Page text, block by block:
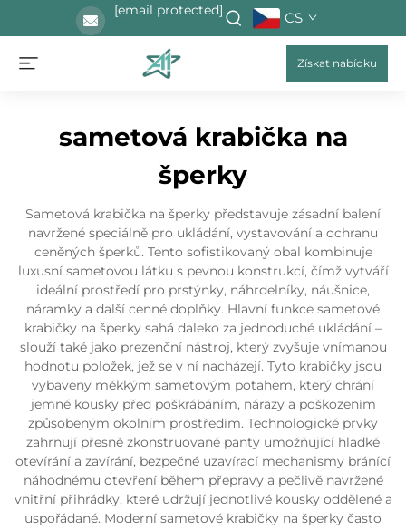
[email protected] CS
Získat nabídku
sametová krabička na
šperky
Sametová krabička na šperky představuje zásadní balení
navržené speciálně pro ukládání, vystavování a ochranu
ceněných šperků. Tento sofistikovaný obal kombinuje
luxusní sametovou látku s pevnou konstrukcí, čímž vytváří
ideální prostředí pro prstýnky, náhrdelníky, náušnice,
náramky a další cenné doplňky. Hlavní funkce sametové
krabičky na šperky sahá daleko za jednoduché ukládání –
slouží také jako prezenční nástroj, který zvyšuje vnímanou
hodnotu položek, jež se v ní nacházejí. Tyto krabičky jsou
vybaveny měkkým sametovým potahem, který chrání
jemné kousky před poškrábáním, nárazy a poškozením
způsobeným okolním prostředím. Technologické prvky
zahrnují přesně zkonstruované panty umožňující hladké
otevírání a zavírání, bezpečné uzavírací mechanismy bránící
náhodnému otevření během přepravy a pečlivě navržené
vnitřní přihrádky, které udržují jednotlivé kousky oddělené a
uspořádané. Moderní sametové krabičky na šperky často